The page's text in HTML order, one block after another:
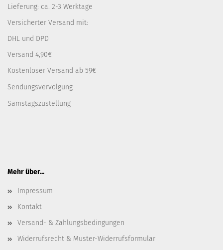
Lieferung: ca. 2-3 Werktage
Versicherter Versand mit:
DHL und DPD
Versand 4,90€
Kostenloser Versand ab 59€
Sendungsvervolgung
Samstagszustellung
Mehr über...
Impressum
Kontakt
Versand- & Zahlungsbedingungen
Widerrufsrecht & Muster-Widerrufsformular